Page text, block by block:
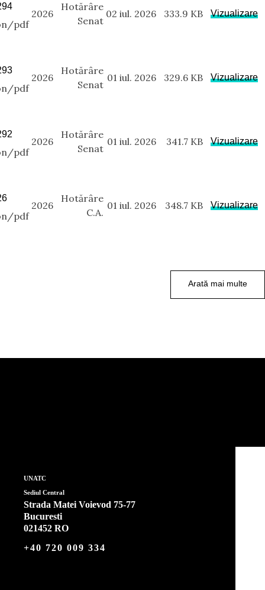
pdf
2026
Hotărâre
Senat
02 iul. 2026 333.9 KB Vizualizare
pdf
2026
Hotărâre
Senat
01 iul. 2026 329.6 KB Vizualizare
pdf
2026
Hotărâre
Senat
01 iul. 2026 341.7 KB Vizualizare
pdf
2026
Hotărâre
C.A.
01 iul. 2026 348.7 KB Vizualizare
Arată mai multe
UNATC
Sediul Central
Strada Matei Voievod 75-77
Bucuresti
021452 RO
+40 720 009 334